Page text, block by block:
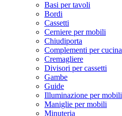
Basi per tavoli
Bordi
Cassetti
Cerniere per mobili
Chiudiporta
Complementi per cucina
Cremagliere
Divisori per cassetti
Gambe
Guide
Illuminazione per mobili
Maniglie per mobili
Minuteria